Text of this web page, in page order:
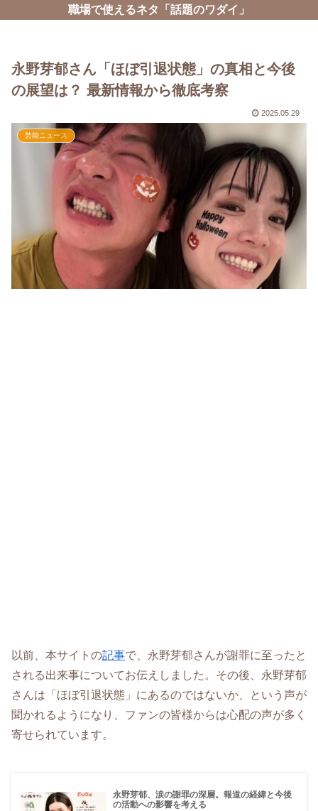
職場で使えるネタ「話題のワダイ」
永野芽郁さん「ほぼ引退状態」の真相と今後
の展望は？ 最新情報から徹底考察
2025.05.29
芸能ニュース
以前、本サイトの記事で、永野芽郁さんが謝罪に至ったと
される出来事についてお伝えしました。その後、永野芽郁
さんは「ほぼ引退状態」にあるのではないか、という声が
聞かれるようになり、ファンの皆様からは心配の声が多く
寄せられています。
永野芽郁、涙の謝罪の深層。報道の経緯と今後
の活動への影響を考える